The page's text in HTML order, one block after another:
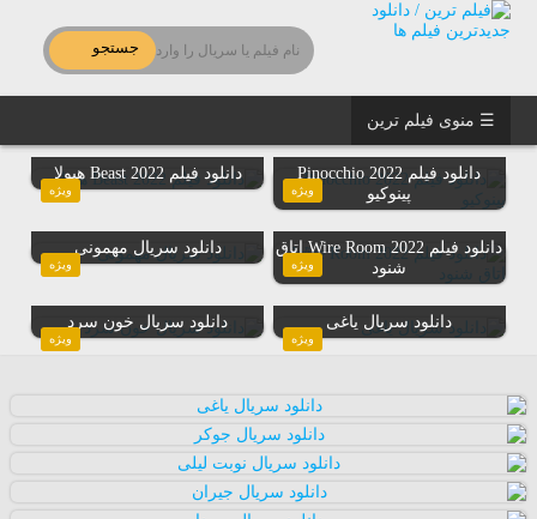
جستجو
☰ منوی فیلم ترین
ویژه
دانلود فیلم Pinocchio 2022
پینوکیو
ویژه
دانلود فیلم Beast 2022 هیولا
ویژه
دانلود فیلم Wire Room 2022 اتاق
شنود
ویژه
دانلود سریال مهمونی
ویژه
دانلود سریال یاغی
ویژه
دانلود سریال خون سرد